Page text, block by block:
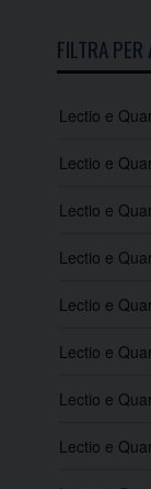
FILTRA PER
Lectio e
Lectio e
Lectio e
Lectio e
Lectio e
Lectio e
Lectio e
Lectio e